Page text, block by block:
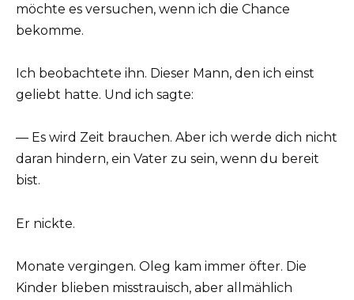
möchte es versuchen, wenn ich die Chance
bekomme.
Ich beobachtete ihn. Dieser Mann, den ich einst
geliebt hatte. Und ich sagte:
— Es wird Zeit brauchen. Aber ich werde dich nicht
daran hindern, ein Vater zu sein, wenn du bereit
bist.
Er nickte.
Monate vergingen. Oleg kam immer öfter. Die
Kinder blieben misstrauisch, aber allmählich